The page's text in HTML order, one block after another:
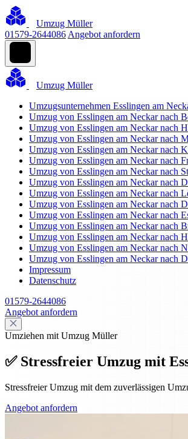
Umzug Müller
01579-2644086 Angebot anfordern
Umzug Müller
Umzugsunternehmen Esslingen am
Umzug von Esslingen am Neckar nach
Umzug von Esslingen am Neckar nach
Umzug von Esslingen am Neckar nach
Umzug von Esslingen am Neckar nach
Umzug von Esslingen am Neckar nach
Umzug von Esslingen am Neckar nach
Umzug von Esslingen am Neckar nach
Umzug von Esslingen am Neckar nach
Umzug von Esslingen am Neckar nach
Umzug von Esslingen am Neckar nach
Umzug von Esslingen am Neckar nach
Umzug von Esslingen am Neckar nach
Umzug von Esslingen am Neckar nach
Umzug von Esslingen am Neckar nach
Impressum
Datenschutz
01579-2644086
Angebot anfordern
Umziehen mit Umzug Müller
✅ Stressfreier Umzug mit
Stressfreier Umzug mit dem zuverlässigen
Angebot anfordern